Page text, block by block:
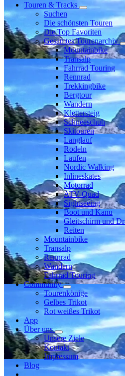
Touren & Tracks
Suchen
Die schönsten Touren
Die Top Favoriten
Gesamtes Tourenarchiv
Mountainbike
Transalp
Fahrrad Touring
Rennrad
Trekkingbike
Bergtour
Wandern
Klettersteig
Schneeschuh
Skitouren
Langlauf
Rodeln
Laufen
Nordic Walking
Inlineskates
Motorrad
ATV-Quad
Sightseeing
Boot und Kanu
Gleitschirm und
Reiten
Mountainbike
Transalp
Rennrad
Wandern
Fahrrad Touring
Community
Tourenkönige
Gelbes Trikot
Rot weißes Trikot
App
Über uns
Unsere Ziele
Kontakt
Impressum
Blog